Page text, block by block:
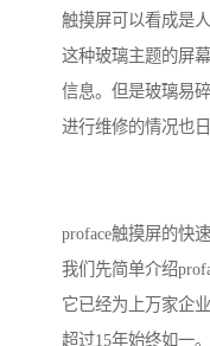
触摸屏可以看成是
这种玻璃主题的屏
信息。但是玻璃易
进行维修的情况也日
proface触摸屏的快
我们先简单介绍
它已经为上万家企
超过15年始终如一。